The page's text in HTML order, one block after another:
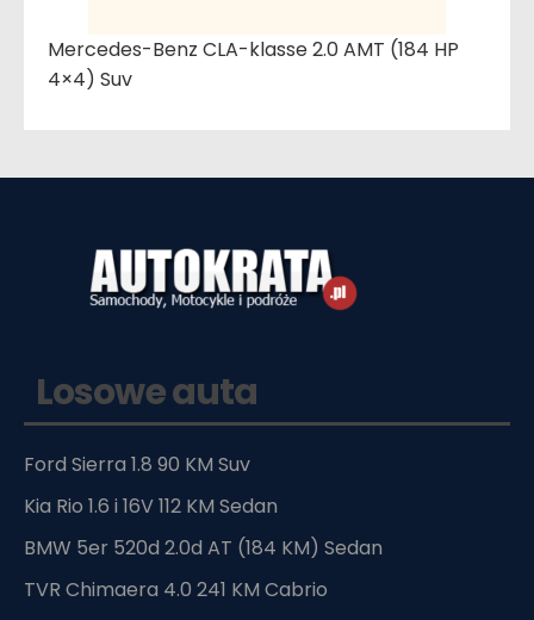
Mercedes-Benz CLA-klasse 2.0 AMT (184 HP
4×4) Suv
Losowe auta
Ford Sierra 1.8 90 KM Suv
Kia Rio 1.6 i 16V 112 KM Sedan
BMW 5er 520d 2.0d AT (184 KM) Sedan
TVR Chimaera 4.0 241 KM Cabrio